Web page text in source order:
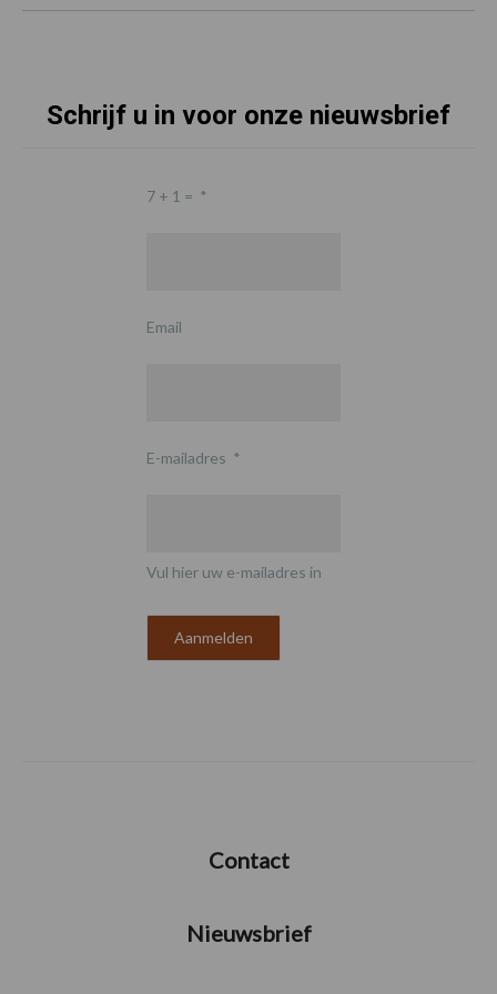
Schrijf u in voor onze nieuwsbrief
7 + 1 = *
Email
E-mailadres *
Vul hier uw e-mailadres in
Contact
Nieuwsbrief